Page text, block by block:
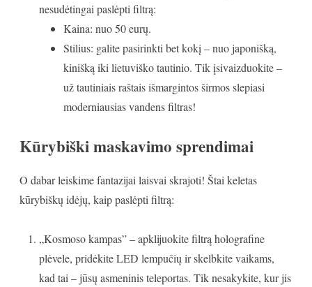
nesudėtingai paslėpti filtrą:
Kaina: nuo 50 eurų.
Stilius: galite pasirinkti bet kokį – nuo japonišką,
kinišką iki lietuviško tautinio. Tik įsivaizduokite –
už tautiniais raštais išmargintos širmos slepiasi
moderniausias vandens filtras!
Kūrybiški maskavimo sprendimai
O dabar leiskime fantazijai laisvai skrajoti! Štai keletas
kūrybiškų idėjų, kaip paslėpti filtrą:
„Kosmoso kampas” – apklijuokite filtrą holografine
plėvele, pridėkite LED lempučių ir skelbkite vaikams,
kad tai – jūsų asmeninis teleportas. Tik nesakykite, kur jis